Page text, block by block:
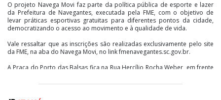
O projeto Navega Movi faz parte da política pública de esporte e lazer
da Prefeitura de Navegantes, executada pela FME, com o objetivo de
levar práticas esportivas gratuitas para diferentes pontos da cidade,
democratizando o acesso ao movimento e à qualidade de vida.
Vale ressaltar que as inscrições são realizadas exclusivamente pelo site
da FME, na aba do Navega Movi, no link fmenavegantes.sc.gov.br.
A Praça do Porto das Balsas fica na Rua Hercílio Rocha Weber, em frente